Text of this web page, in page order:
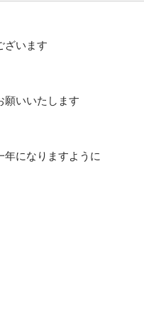
ざいます
願いいたします
年になりますように